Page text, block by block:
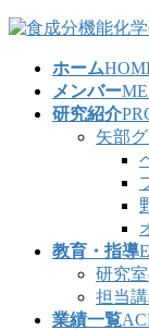
コ
ナ
ホーム
メンバー
研究紹介
矢部
教育・指導
研究
担当講
業績一覧